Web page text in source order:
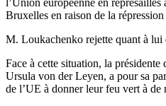
l’Union européenne en représailles
Bruxelles en raison de la
M. Loukachenko rejette quant à lui
Face à cette situation, la
Ursula von der Leyen, a pour sa
de l’UE à donner leur feu vert à de